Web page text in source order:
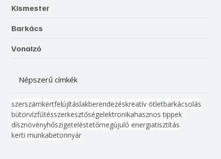
Kismester
Barkács
Vonalzó
Népszerű címkék
szerszámkertfelújításlakberendezéskreatív ötletbarkácsolás
bútorvízfűtésszerkesztőségelektronikahasznos tippek
dísznövényhőszigeteléstetőmegújuló energiatisztítás
kerti munkabetonnyár